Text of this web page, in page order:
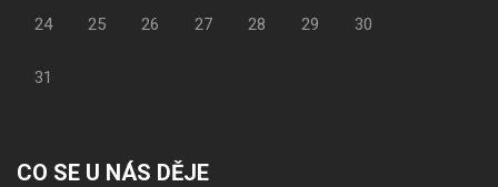
24 25 26 27 28 29 30
31
CO SE U NÁS DĚJE